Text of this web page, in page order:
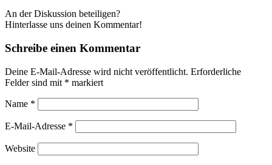
An der Diskussion beteiligen?
Hinterlasse uns deinen Kommentar!
Schreibe einen Kommentar
Deine E-Mail-Adresse wird nicht veröffentlicht. Erforderliche
Felder sind mit * markiert
Name *
E-Mail-Adresse *
Website